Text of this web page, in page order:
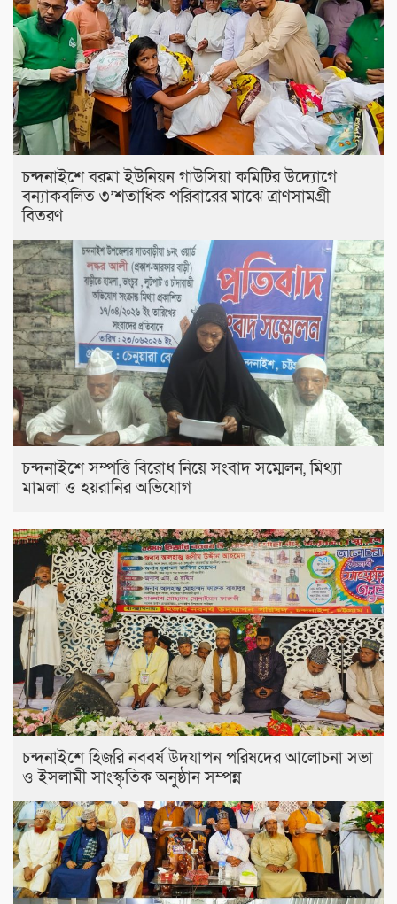
চন্দনাইশে বরমা ইউনিয়ন গাউসিয়া কমিটির উদ্যোগে
বন্যাকবলিত ৩’শতাধিক পরিবারের মাঝে ত্রাণসামগ্রী
বিতরণ
চন্দনাইশে সম্পত্তি বিরোধ নিয়ে সংবাদ সম্মেলন, মিথ্যা
মামলা ও হয়রানির অভিযোগ
চন্দনাইশে হিজরি নববর্ষ উদযাপন পরিষদের আলোচনা সভা
ও ইসলামী সাংস্কৃতিক অনুষ্ঠান সম্পন্ন